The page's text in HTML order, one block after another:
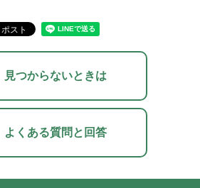
見つからないときは
よくある質問と回答